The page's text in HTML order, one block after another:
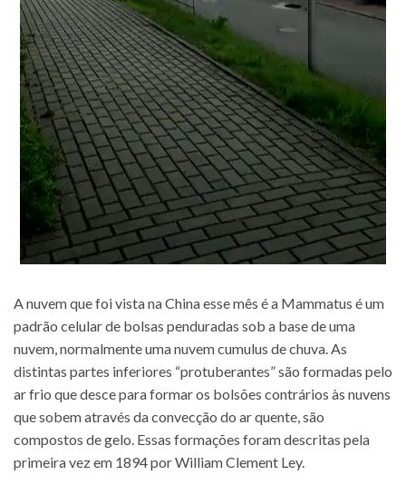
A nuvem que foi vista na China esse mês é a Mammatus é um
padrão celular de bolsas penduradas sob a base de uma
nuvem, normalmente uma nuvem cumulus de chuva. As
distintas partes inferiores “protuberantes” são formadas pelo
ar frio que desce para formar os bolsões contrários às nuvens
que sobem através da convecção do ar quente, são
compostos de gelo. Essas formações foram descritas pela
primeira vez em 1894 por William Clement Ley.